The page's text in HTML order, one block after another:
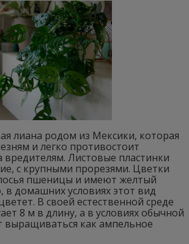
лиана родом из Мексики, которая
и легко противостоит
вредителям. Листовые пластинки
с крупными прорезями. Цветки
пшеницы и имеют желтый
в домашних условиях этот вид
В своей естественной среде
8 м в длину, а в условиях обычной
как ампельное